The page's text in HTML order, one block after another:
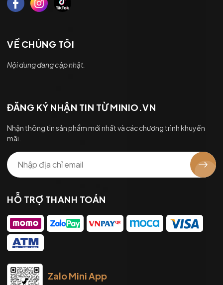
VỀ CHÚNG TÔI
Nội dung đang cập nhật.
ĐĂNG KÝ NHẬN TIN TỪ MINIO.VN
Nhận thông tin sản phẩm mới nhất và các chương trình khuyến
mãi.
HỖ TRỢ THANH TOÁN
Zalo Mini App